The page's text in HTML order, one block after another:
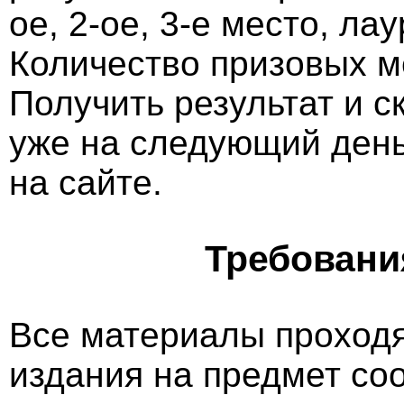
ое, 2-ое, 3-е место,
Количество призовых
Получить результат и
уже на следующий
на сайте.
Все материалы
издания на предмет